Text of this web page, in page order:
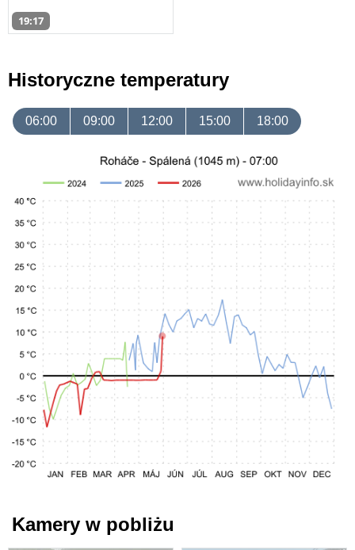
19:17
Historyczne temperatury
06:00 09:00 12:00 15:00 18:00
Kamery w pobliżu